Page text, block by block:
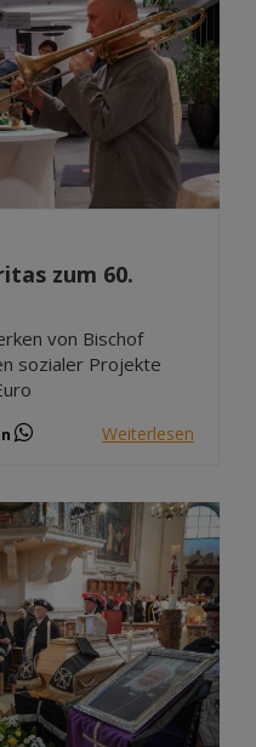
zum 60.
von Bischof
sozialer Projekte
Weiterlesen